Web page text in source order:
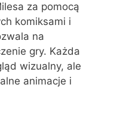
za pomocą
komiksami i
na
gry. Każda
wizualny, ale
animacje i